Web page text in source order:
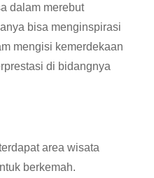
dalam merebut
bisa menginspirasi
mengisi kemerdekaan
di bidangnya
area wisata
berkemah.